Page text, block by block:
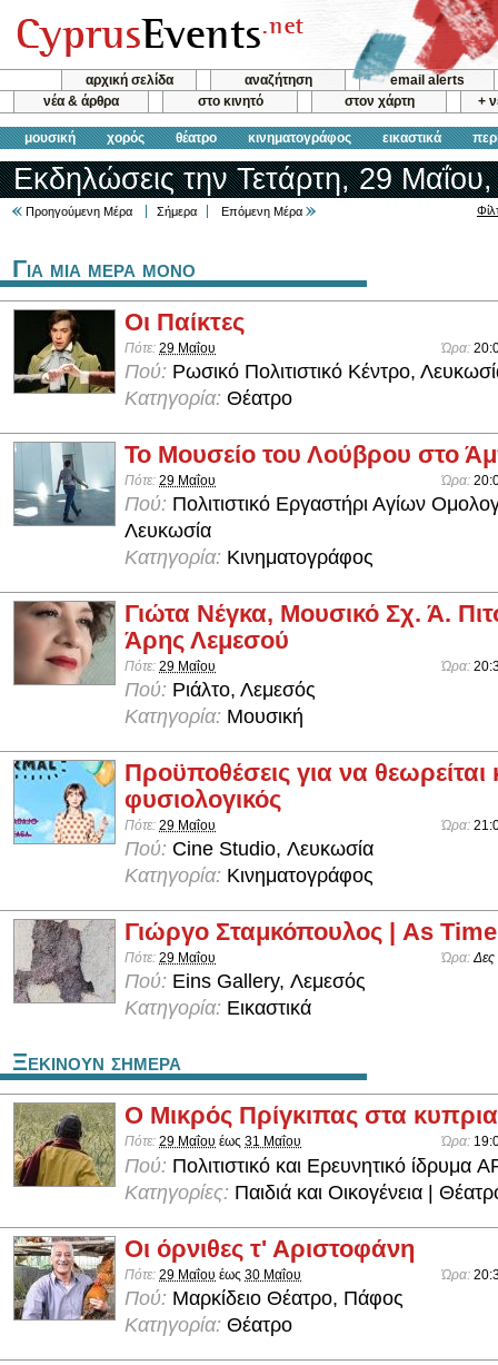
αρχική σελίδα αναζήτηση
email alerts
νέα & άρθρα
στο κινητό στον χάρτη +
μουσική χορός θέατρο κινηματογράφος εικαστικά
Εκδηλώσεις την Τετάρτη, 29
Προηγούμενη Μέρα Σήμερα Επόμενη Μέρα
Για μια μερα μονο
Οι Παίκτες
Πότε: 29 Μαΐου Ώρα:
Πού: Ρωσικό Πολιτιστικό Κέντρο,
Κατηγορία: Θέατρο
Το Μουσείο του Λούβρου στο
Πότε: 29 Μαΐου Ώρα:
Πού: Πολιτιστικό Εργαστήρι Αγίων
Λευκωσία
Κατηγορία: Κινηματογράφος
Γιώτα Νέγκα, Μουσικό Σχ. Ά.
Άρης Λεμεσού
Πότε: 29 Μαΐου Ώρα:
Πού: Ριάλτο, Λεμεσός
Κατηγορία: Μουσική
Προϋποθέσεις για να θεωρείται
φυσιολογικός
Πότε: 29 Μαΐου Ώρα:
Πού: Cine Studio, Λευκωσία
Κατηγορία: Κινηματογράφος
Γιώργο Σταμκόπουλος | As
Πότε: 29 Μαΐου Ώρα:Δες
Πού: Eins Gallery, Λεμεσός
Κατηγορία: Εικαστικά
Ξεκινουν σημερα
Ο Μικρός Πρίγκιπας στα
Πότε: 29 Μαΐου έως 31 Μαΐου Ώρα:
Πού: Πολιτιστικό και Ερευνητικό ίδρυμα
Κατηγορίες: Παιδιά και Οικογένεια |
Οι όρνιθες τ' Αριστοφάνη
Πότε: 29 Μαΐου έως 30 Μαΐου Ώρα:
Πού: Μαρκίδειο Θέατρο, Πάφος
Κατηγορία: Θέατρο